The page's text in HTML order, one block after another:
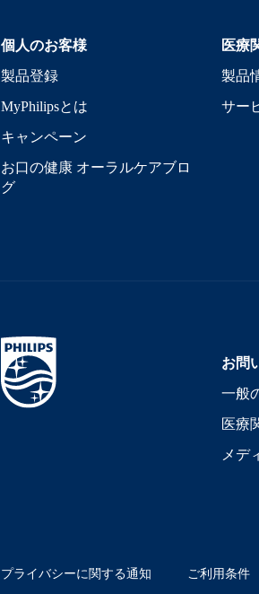
個人のお客様
製品登録
MyPhilipsとは
キャンペーン
お口の健康 オーラルケアブロ
グ
医療
製品
サー
お問
一般
医療
メデ
プライバシーに関する通知 ご利用条件